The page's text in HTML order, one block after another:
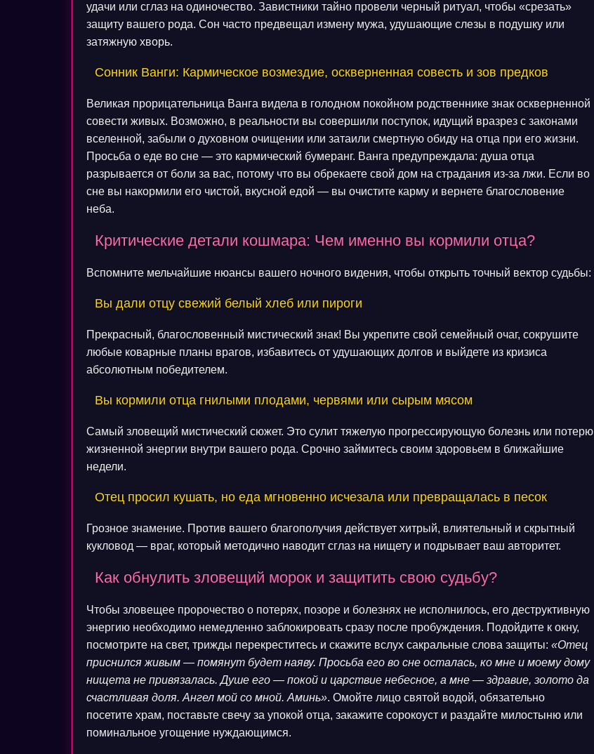
удачи или сглаз на одиночество. Завистники тайно провели черный ритуал, чтобы «срезать»
защиту вашего рода. Сон часто предвещал измену мужа, удушающие слезы в подушку или
затяжную хворь.
Сонник Ванги: Кармическое возмездие, оскверненная совесть и зов предков
Великая прорицательница Ванга видела в голодном покойном родственнике знак оскверненной
совести живых. Возможно, в реальности вы совершили поступок, идущий вразрез с законами
вселенной, забыли о духовном очищении или затаили смертную обиду на отца при его жизни.
Просьба о еде во сне — это кармический бумеранг. Ванга предупреждала: душа отца
разрывается от боли за вас, потому что вы обрекаете свой дом на страдания из-за лжи. Если во
сне вы накормили его чистой, вкусной едой — вы очистите карму и вернете благословение
неба.
Критические детали кошмара: Чем именно вы кормили отца?
Вспомните мельчайшие нюансы вашего ночного видения, чтобы открыть точный вектор судьбы:
Вы дали отцу свежий белый хлеб или пироги
Прекрасный, благословенный мистический знак! Вы укрепите свой семейный очаг, сокрушите
любые коварные планы врагов, избавитесь от удушающих долгов и выйдете из кризиса
абсолютным победителем.
Вы кормили отца гнилыми плодами, червями или сырым мясом
Самый зловещий мистический сюжет. Это сулит тяжелую прогрессирующую болезнь или потерю
жизненной энергии внутри вашего рода. Срочно займитесь своим здоровьем в ближайшие
недели.
Отец просил кушать, но еда мгновенно исчезала или превращалась в песок
Грозное знамение. Против вашего благополучия действует хитрый, влиятельный и скрытный
кукловод — враг, который методично наводит сглаз на нищету и подрывает ваш авторитет.
Как обнулить зловещий морок и защитить свою судьбу?
Чтобы зловещее пророчество о потерях, позоре и болезнях не исполнилось, его деструктивную
энергию необходимо немедленно заблокировать сразу после пробуждения. Подойдите к окну,
посмотрите на свет, трижды перекреститесь и скажите вслух сакральные слова защиты: «Отец
приснился живым — помянут будет наяву. Просьба его во сне осталась, ко мне и моему дому
нищета не привязалась. Душе его — покой и царствие небесное, а мне — здравие, золото да
счастливая доля. Ангел мой со мной. Аминь». Омойте лицо святой водой, обязательно
посетите храм, поставьте свечу за упокой отца, закажите сорокоуст и раздайте милостыню или
поминальное угощение нуждающимся.